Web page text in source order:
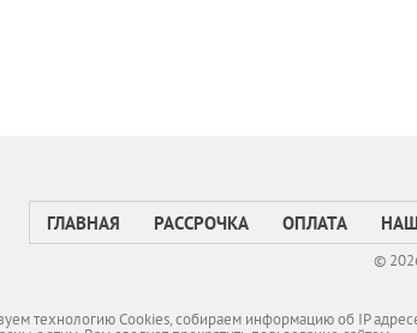
ГЛАВНАЯ РАССРОЧКА ОПЛАТА
©
технологию Cookies, собираем информацию об IP